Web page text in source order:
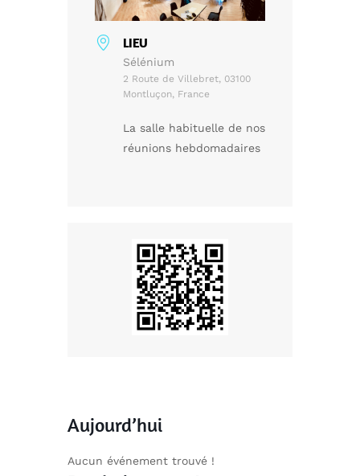
LIEU
Sélénium
2 Route de Villebret, 03100
Montluçon, France
La salle habituelle de nos
réunions hebdomadaires
Aujourd’hui
Aucun événement trouvé !